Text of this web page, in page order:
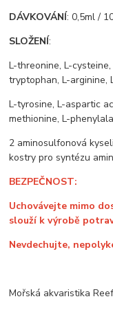
DÁVKOVÁNÍ: 0,5ml /
SLOŽENÍ:
L-threonine, L-
tryptophan, L-arginine,
L-tyrosine, L-aspartic
methionine, L-
2 aminosulfonová
kostry pro syntézu
BEZPEČNOST:
Uchovávejte mimo
slouží k výrobě
Nevdechujte,
Mořská akvaristika